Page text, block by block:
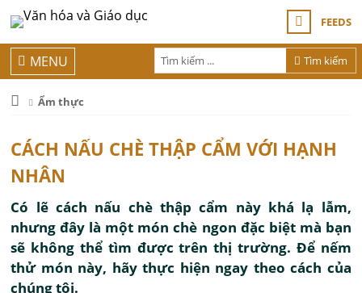
FEEDS
Tìm kiếm
MENU
Ẩm thực
CÁCH NẤU CHÈ THẬP CẨM VỚI HẠNH
NHÂN
Có lẽ cách nấu chè thập cẩm này khá lạ lẫm,
nhưng đây là một món chè ngon đặc biệt mà bạn
sẽ không thể tìm được trên thị trường. Để nếm
thử món này, hãy thực hiện ngay theo cách của
chúng tôi.